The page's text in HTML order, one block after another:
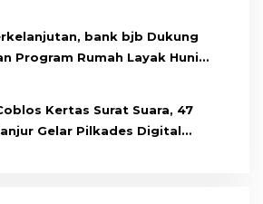
bank bjb Dukung
Program Rumah Layak Huni
Kertas Surat Suara, 47
Gelar Pilkades Digital